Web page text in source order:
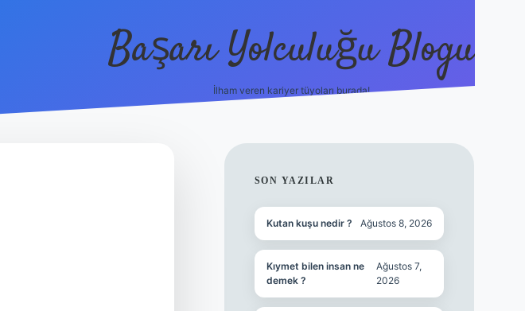
Başarı Yolculuğu Blogu
İlham veren kariyer tüyoları burada!
SIDEBAR
SON YAZILAR
Kutan kuşu nedir ? Ağustos 8, 2026
Kıymet bilen insan ne
demek ?
Ağustos 7,
2026
https://